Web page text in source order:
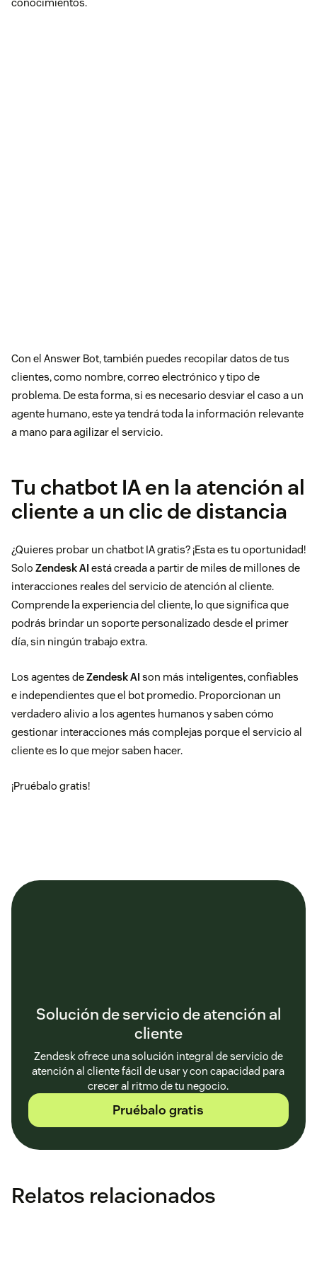
Con el Answer Bot, también puedes recopilar datos de tus
clientes, como nombre, correo electrónico y tipo de
problema. De esta forma, si es necesario desviar el caso a un
agente humano, este ya tendrá toda la información relevante
a mano para agilizar el servicio.
Tu chatbot IA en la atención al
cliente a un clic de distancia
¿Quieres probar un chatbot IA gratis? ¡Esta es tu oportunidad!
Solo Zendesk AI está creada a partir de miles de millones de
interacciones reales del servicio de atención al cliente.
Comprende la experiencia del cliente, lo que significa que
podrás brindar un soporte personalizado desde el primer
día, sin ningún trabajo extra.
Los agentes deZendesk AI son más inteligentes, confiables
e independientes que el bot promedio. Proporcionan un
verdadero alivio a los agentes humanos y saben cómo
gestionar interacciones más complejas porque el servicio al
cliente es lo que mejor saben hacer.
¡Pruébalo gratis!
Solución de servicio de atención al
cliente
Zendesk ofrece una solución integral de servicio de
atención al cliente fácil de usar y con capacidad para
crecer al ritmo de tu negocio.
Pruébalo gratis
Relatos relacionados